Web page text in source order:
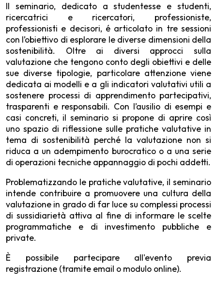
Il seminario, dedicato a studentesse e studenti,
ricercatrici e ricercatori, professioniste,
professionisti e decisori, é articolato in tre sessioni
con l’obiettivo di esplorare le diverse dimensioni della
sostenibilità. Oltre ai diversi approcci sulla
valutazione che tengono conto degli obiettivi e delle
sue diverse tipologie, particolare attenzione viene
dedicata ai modelli e a gli indicatori valutativi utili a
sostenere processi di apprendimento partecipativi,
trasparenti e responsabili. Con l’ausilio di esempi e
casi concreti, il seminario si propone di aprire così
uno spazio di riflessione sulle pratiche valutative in
tema di sostenibilità perché la valutazione non si
riduca a un adempimento burocratico o a una serie
di operazioni tecniche appannaggio di pochi addetti.
Problematizzando le pratiche valutative, il seminario
intende contribuire a promuovere una cultura della
valutazione in grado di far luce su complessi processi
di sussidiarietà attiva al fine di informare le scelte
programmatiche e di investimento pubbliche e
private.
È possibile partecipare all'evento previa
registrazione (tramite email o modulo online).